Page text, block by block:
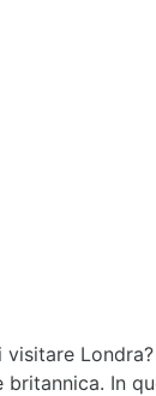
visitare Londra?
britannica. In